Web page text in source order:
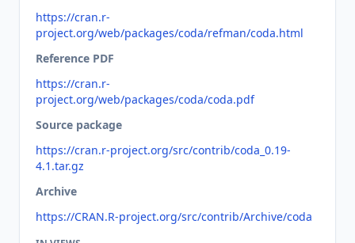
https://cran.r-
project.org/web/packages/coda/refman/coda.html
Reference PDF
https://cran.r-
project.org/web/packages/coda/coda.pdf
Source package
https://cran.r-project.org/src/contrib/coda_0.19-
4.1.tar.gz
Archive
https://CRAN.R-project.org/src/contrib/Archive/coda